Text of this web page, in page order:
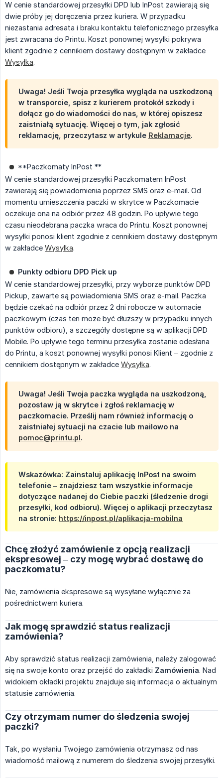
W cenie standardowej przesyłki DPD lub InPost zawierają się
dwie próby jej doręczenia przez kuriera. W przypadku
niezastania adresata i braku kontaktu telefonicznego przesyłka
jest zwracana do Printu. Koszt ponownej wysyłki pokrywa
klient zgodnie z cennikiem dostawy dostępnym w zakładce
Wysyłka.
Uwaga! Jeśli Twoja przesyłka wygląda na uszkodzoną
w transporcie, spisz z kurierem protokół szkody i
dołącz go do wiadomości do nas, w której opiszesz
zaistniałą sytuację. Więcej o tym, jak zgłosić
reklamację, przeczytasz w artykule Reklamacje.
**Paczkomaty InPost **
W cenie standardowej przesyłki Paczkomatem InPost
zawierają się powiadomienia poprzez SMS oraz e-mail. Od
momentu umieszczenia paczki w skrytce w Paczkomacie
oczekuje ona na odbiór przez 48 godzin. Po upływie tego
czasu nieodebrana paczka wraca do Printu. Koszt ponownej
wysyłki ponosi klient zgodnie z cennikiem dostawy dostępnym
w zakładce Wysyłka.
Punkty odbioru DPD Pick up
W cenie standardowej przesyłki, przy wyborze punktów DPD
Pickup, zawarte są powiadomienia SMS oraz e-mail. Paczka
będzie czekać na odbiór przez 2 dni robocze w automacie
paczkowym (czas ten może być dłuższy w przypadku innych
punktów odbioru), a szczegóły dostępne są w aplikacji DPD
Mobile. Po upływie tego terminu przesyłka zostanie odesłana
do Printu, a koszt ponownej wysyłki ponosi Klient – zgodnie z
cennikiem dostępnym w zakładce Wysyłka.
Uwaga! Jeśli Twoja paczka wygląda na uszkodzoną,
pozostaw ją w skrytce i zgłoś reklamację w
paczkomacie. Prześlij nam również informację o
zaistniałej sytuacji na czacie lub mailowo na
pomoc@printu.pl.
Wskazówka: Zainstaluj aplikację InPost na swoim
telefonie – znajdziesz tam wszystkie informacje
dotyczące nadanej do Ciebie paczki (śledzenie drogi
przesyłki, kod odbioru). Więcej o aplikacji przeczytasz
na stronie: https://inpost.pl/aplikacja-mobilna
Chcę złożyć zamówienie z opcją realizacji
ekspresowej – czy mogę wybrać dostawę do
paczkomatu?
Nie, zamówienia ekspresowe są wysyłane wyłącznie za
pośrednictwem kuriera.
Jak mogę sprawdzić status realizacji
zamówienia?
Aby sprawdzić status realizacji zamówienia, należy zalogować
się na swoje konto oraz przejść do zakładki Zamówienia. Nad
widokiem okładki projektu znajduje się informacja o aktualnym
statusie zamówienia.
Czy otrzymam numer do śledzenia swojej
paczki?
Tak, po wysłaniu Twojego zamówienia otrzymasz od nas
wiadomość mailową z numerem do śledzenia swojej przesyłki.